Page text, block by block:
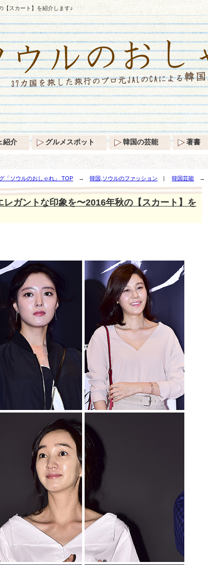
【スカート】を紹介します♪
「ソウルのおしゃれ」 TOP → 韓国,ソウルのファッション | 韓国芸能 →
します♪
レガントな印象を〜2016年秋の【スカート】を
紹介 グルメスポット 韓国の芸能 著書